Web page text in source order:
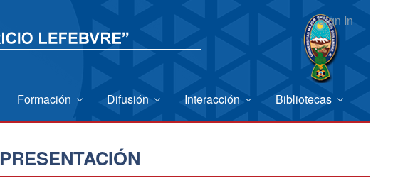
Sign In
Formación Difusión Interacción Bibliotecas
PRESENTACIÓN